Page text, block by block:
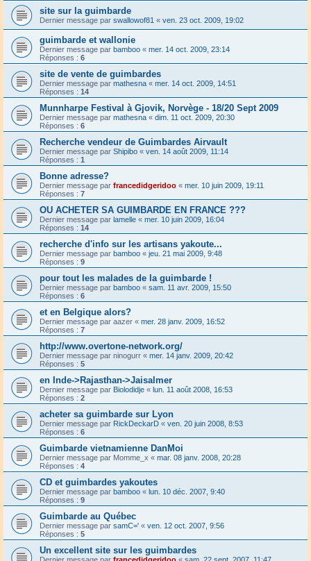
site sur la guimbarde
Dernier message par swallowof81 « ven. 23 oct. 2009, 19:02
guimbarde et wallonie
Dernier message par bamboo « mer. 14 oct. 2009, 23:14
Réponses : 6
site de vente de guimbardes
Dernier message par mathesna « mer. 14 oct. 2009, 14:51
Réponses : 14
Munnharpe Festival à Gjovik, Norvège - 18/20 Sept 2009
Dernier message par mathesna « dim. 11 oct. 2009, 20:30
Réponses : 6
Recherche vendeur de Guimbardes Airvault
Dernier message par Shipibo « ven. 14 août 2009, 11:14
Réponses : 1
Bonne adresse?
Dernier message par francedidgeridoo « mer. 10 juin 2009, 19:11
Réponses : 7
OU ACHETER SA GUIMBARDE EN FRANCE ???
Dernier message par lamelle « mer. 10 juin 2009, 16:04
Réponses : 14
recherche d'info sur les artisans yakoute...
Dernier message par bamboo « jeu. 21 mai 2009, 9:48
Réponses : 9
pour tout les malades de la guimbarde !
Dernier message par bamboo « sam. 11 avr. 2009, 15:50
Réponses : 6
et en Belgique alors?
Dernier message par aazer « mer. 28 janv. 2009, 16:52
Réponses : 7
http://www.overtone-network.org/
Dernier message par ninogurr « mer. 14 janv. 2009, 20:42
Réponses : 5
en Inde->Rajasthan->Jaisalmer
Dernier message par Biolodidje « lun. 11 août 2008, 16:53
Réponses : 2
acheter sa guimbarde sur Lyon
Dernier message par RickDeckarD « ven. 20 juin 2008, 8:53
Réponses : 6
Guimbarde vietnamienne DanMoi
Dernier message par Momme_x « mar. 08 janv. 2008, 20:28
Réponses : 4
CD et guimbardes yakoutes
Dernier message par bamboo « lun. 10 déc. 2007, 9:40
Réponses : 9
Guimbarde au Québec
Dernier message par samC=' « ven. 12 oct. 2007, 9:56
Réponses : 5
Un excellent site sur les guimbardes